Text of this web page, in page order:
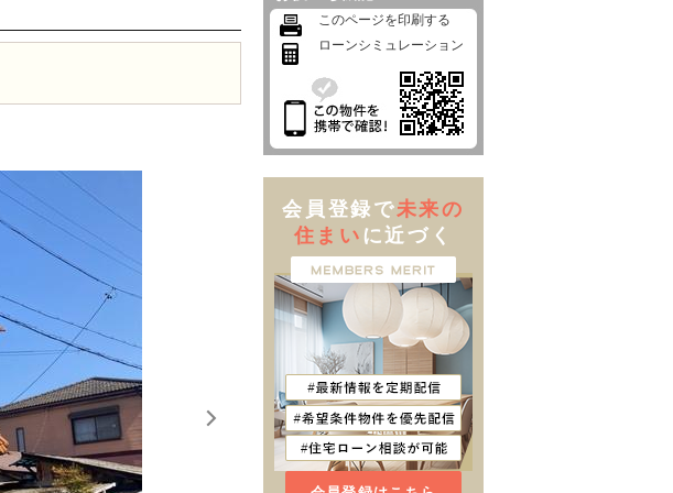
このページを印刷する
ローンシミュレーション
会員登録で未来の
住まい に近づく